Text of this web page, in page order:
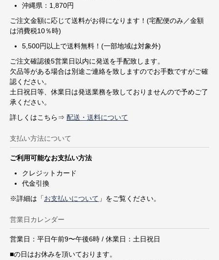
沖縄県：1,870円
ご注文金額に応じて送料がお得になります！(宅配便のみ／金額
は消費税10％時)
5,500円以上で送料無料！(一部地域は対象外)
ご注文確認後5営業日以内に発送を手配致します。
欠品等がある場合は別途ご連絡を致しますのでお手数ですがご確
認ください。
土日祝日等、休業日は発送業務を致しておりませんので予めご了
承ください。
詳しくはこちら⇒ 配送・送料について
支払い方法について
ご利用可能なお支払い方法
クレジットカード
代金引換
※詳細は「お支払いについて 」をご覧ください。
営業日カレンダー
営業日：平日午前9〜午後6時 / 休業日：土日祝日
■の日はお休みを頂いております。